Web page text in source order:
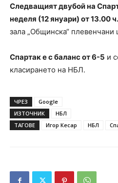
Следващият двубой на
неделя (12 януари) от 13.00
зала „Общинска“
Спартак е с баланс от 6-5 и
класирането на НБЛ.
ЧРЕЗ
Google
ИЗТОЧНИК
НБЛ
ТАГОВЕ
Игор Кесар НБЛ